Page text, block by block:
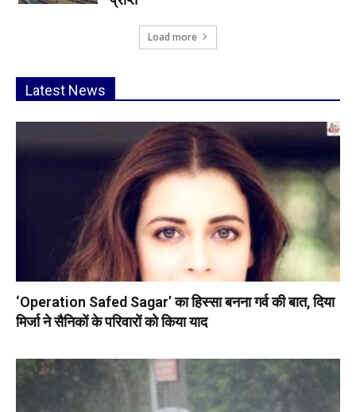
Load more
Latest News
‘Operation Safed Sagar’ का हिस्सा बनना गर्व की बात, दिया
मिर्जा ने सैनिकों के परिवारों को किया याद